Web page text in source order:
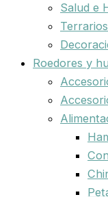
Salud e
Roedores y